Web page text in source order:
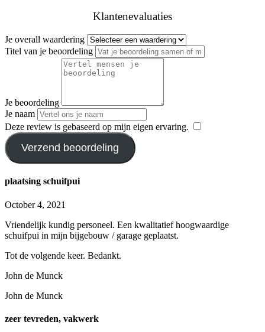
Klantenevaluaties
Je overall waardering
Titel van je beoordeling
Je beoordeling
Je naam
Deze review is gebaseerd op mijn eigen ervaring.
Verzend beoordeling
plaatsing schuifpui
October 4, 2021
Vriendelijk kundig personeel. Een kwalitatief hoogwaardige
schuifpui in mijn bijgebouw / garage geplaatst.
Tot de volgende keer. Bedankt.
John de Munck
John de Munck
zeer tevreden, vakwerk